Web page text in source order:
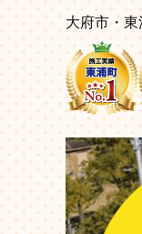
大府市・